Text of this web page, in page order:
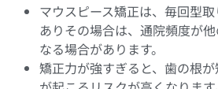
マウスピース矯正は、毎回型
ありその場合は、通院頻度が
なる場合があります。
矯正力が強すぎると、歯の根が